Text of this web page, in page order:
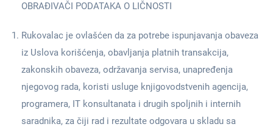
OBRAĐIVAČI PODATAKA O LIČNOSTI
Rukovalac je ovlašćen da za potrebe ispunjavanja obaveza
iz Uslova korišćenja, obavljanja platnih transakcija,
zakonskih obaveza, održavanja servisa, unapređenja
njegovog rada, koristi usluge knjigovodstvenih agencija,
programera, IT konsultanata i drugih spoljnih i internih
saradnika, za čiji rad i rezultate odgovara u skladu sa